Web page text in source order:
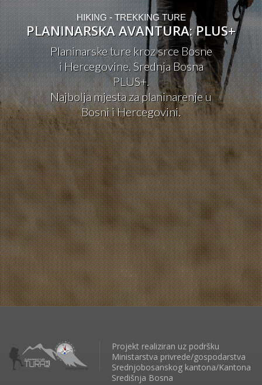
HIKING - TREKKING TURE
PLANINARSKA AVANTURA: PLUS+
Planinarske ture kroz srce Bosne
i Hercegovine. Srednja Bosna
PLUS+.
Najbolja mjesta za planinarenje u
Bosni i Hercegovini.
Projekt realiziran uz podršku
Ministarstva privrede/gospodarstva
Srednjobosanskog kantona/Kantona
Središnja Bosna